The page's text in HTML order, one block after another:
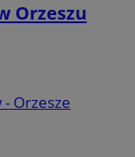
Orzeszu
Orzesze